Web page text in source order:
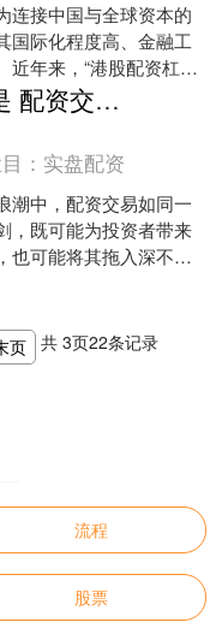
连接中国与全球资本的
国际化程度高、金融工
年来，“港股配资杠杆”
口中热议的话题炒股配
一把锋....
配资炒股是 配资交易股票：杠杆工具的风险管控与理性运用
： 实盘配资
潮中，配资交易如同一
，既可能为投资者带来
也可能将其拖入深不可
页 共 3页22条记录
流程
股票